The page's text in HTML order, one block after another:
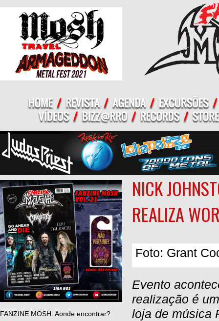
FANZINE MOSH: Aonde encontrar?
NICK
REALIZA
Foto: Grant
Evento
realização é
loja de música